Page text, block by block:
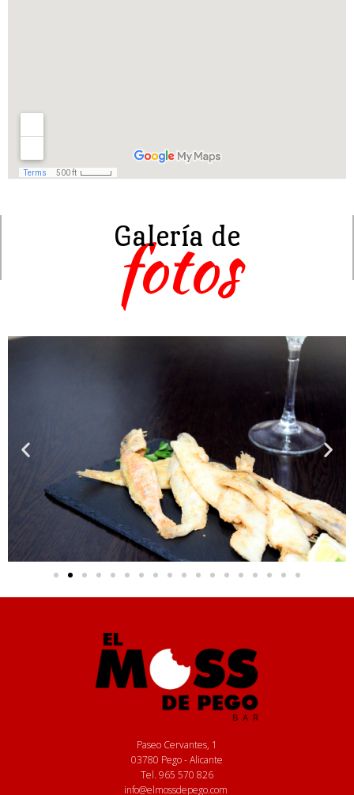
Galería de
fotos
Paseo Cervantes, 1
03780 Pego - Alicante
Tel. 965 570 826
info@elmossdepego.com